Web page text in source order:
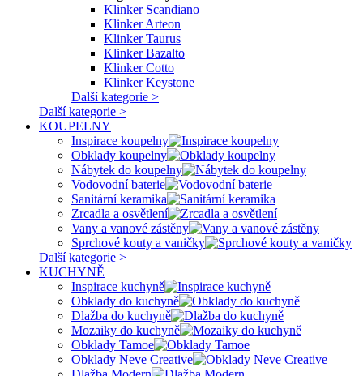
Klinker Scandiano
Klinker Arteon
Klinker Taurus
Klinker Bazalto
Klinker Cotto
Klinker Keystone
Další kategorie >
Další kategorie >
KOUPELNY
Inspirace koupelny
Obklady koupelny
Nábytek do koupelny
Vodovodní baterie
Sanitární keramika
Zrcadla a osvětlení
Vany a vanové zástěny
Sprchové kouty a vaničky
Další kategorie >
KUCHYNĚ
Inspirace kuchyně
Obklady do kuchyně
Dlažba do kuchyně
Mozaiky do kuchyně
Obklady Tamoe
Obklady Neve Creative